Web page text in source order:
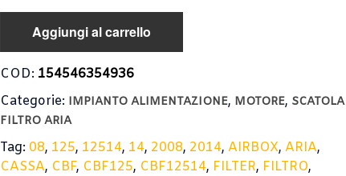
Aggiungi al carrello
COD: 154546354936
Categorie: IMPIANTO ALIMENTAZIONE, MOTORE, SCATOLA
FILTRO ARIA
Tag: 08, 125, 12514, 14, 2008, 2014,AIRBOX,ARIA,
CASSA, CBF, CBF125, CBF12514, FILTER, FILTRO,